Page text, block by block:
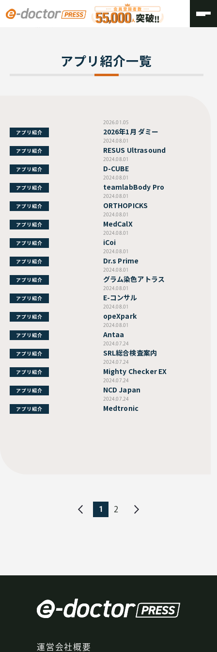
TOP
アプリ紹介一覧
2026.01.05
2026年1月 ダミー
アプリ紹介
2024.08.01
RESUS Ultrasound
アプリ紹介
2024.08.01
D-CUBE
アプリ紹介
2024.08.01
teamlabBody Pro
アプリ紹介
2024.08.01
ORTHOPICKS
アプリ紹介
2024.08.01
MedCalX
アプリ紹介
2024.08.01
iCoi
アプリ紹介
2024.08.01
Dr.s Prime
アプリ紹介
2024.08.01
グラム染色アトラス
アプリ紹介
2024.08.01
E-コンサル
アプリ紹介
2024.08.01
opeXpark
アプリ紹介
2024.08.01
Antaa
アプリ紹介
2024.07.24
SRL総合検査案内
アプリ紹介
2024.07.24
Mighty Checker EX
アプリ紹介
2024.07.24
NCD Japan
アプリ紹介
2024.07.24
Medtronic
アプリ紹介
1 2
運営会社概要